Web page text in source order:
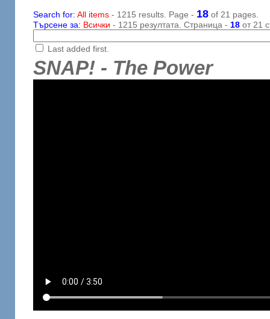
Search for: All items- 1215 results. Page - 18of 21 pages.
Търсене за: Всички - 1215 резултата. Страница - 18от 21
Last added first.
SNAP! - The Power